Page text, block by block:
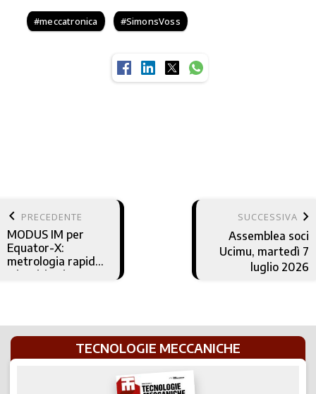
meccatronica SimonsVoss
keyboard_arrow_left PRECEDENTE
MODUS IM per
Equator-X:
metrologia rapida
e intuitiva in
SUCCESSIVA keyboard_arrow_right
Assemblea soci
Ucimu, martedì 7
luglio 2026
TECNOLOGIE MECCANICHE